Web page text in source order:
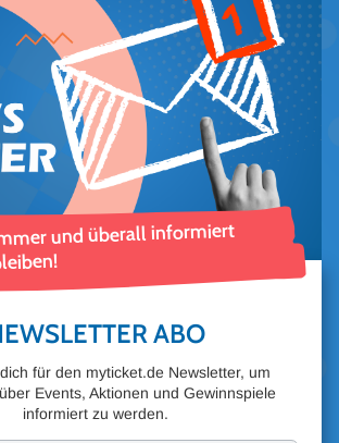
und überall informiert
ABO
für den myticket.de Newsletter, um
Events, Aktionen und Gewinnspiele
informiert zu werden.